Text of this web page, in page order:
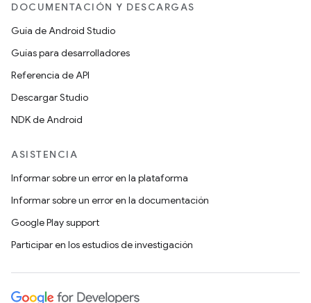
DOCUMENTACIÓN Y DESCARGAS
Guía de Android Studio
Guías para desarrolladores
Referencia de API
Descargar Studio
NDK de Android
ASISTENCIA
Informar sobre un error en la plataforma
Informar sobre un error en la documentación
Google Play support
Participar en los estudios de investigación